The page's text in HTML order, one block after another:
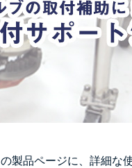
の製品ページに、詳細な